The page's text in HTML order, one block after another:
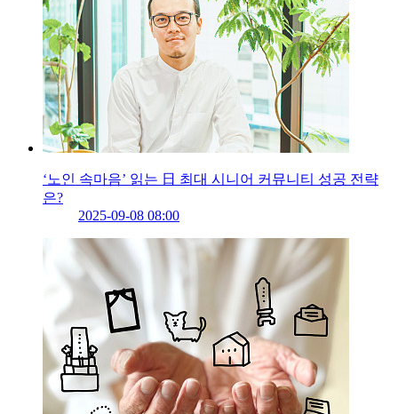
‘노인 속마음’ 읽는 日 최대 시니어 커뮤니티 성공 전략
은?
2025-09-08 08:00